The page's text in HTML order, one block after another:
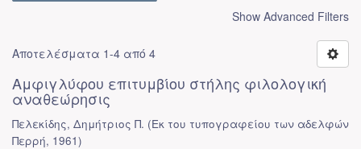
Show Advanced Filters
Αποτελέσματα 1-4 από 4
Αμφιγλύφου επιτυμβίου στήλης φιλολογική
αναθεώρησις
Πελεκίδης, Δημήτριος Π. (Εκ του τυπογραφείου των αδελφών
Περρή, 1961)